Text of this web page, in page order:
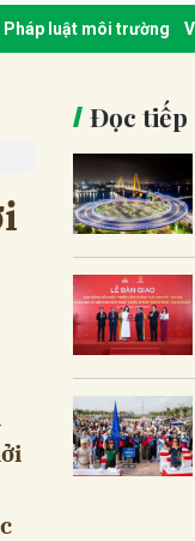
Pháp luật môi trường
Đọc tiếp